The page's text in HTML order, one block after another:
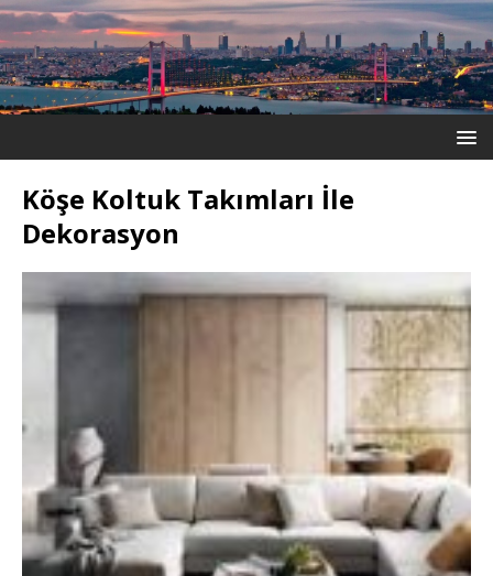
Köşe Koltuk Takımları İle
Dekorasyon